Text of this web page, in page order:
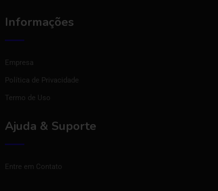
Informações
Empresa
Política de Privacidade
Termo de Uso
Ajuda & Suporte
Entre em Contato